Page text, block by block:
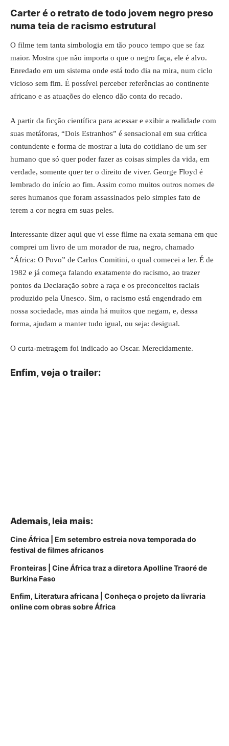
Carter é o retrato de todo jovem negro preso
numa teia de racismo estrutural
O filme tem tanta simbologia em tão pouco tempo que se faz
maior. Mostra que não importa o que o negro faça, ele é alvo.
Enredado em um sistema onde está todo dia na mira, num ciclo
vicioso sem fim. É possível perceber referências ao continente
africano e as atuações do elenco dão conta do recado.
A partir da ficção científica para acessar e exibir a realidade com
suas metáforas, “Dois Estranhos” é sensacional em sua crítica
contundente e forma de mostrar a luta do cotidiano de um ser
humano que só quer poder fazer as coisas simples da vida, em
verdade, somente quer ter o direito de viver. George Floyd é
lembrado do início ao fim. Assim como muitos outros nomes de
seres humanos que foram assassinados pelo simples fato de
terem a cor negra em suas peles.
Interessante dizer aqui que vi esse filme na exata semana em que
comprei um livro de um morador de rua, negro, chamado
“África: O Povo” de Carlos Comitini, o qual comecei a ler. É de
1982 e já começa falando exatamente do racismo, ao trazer
pontos da Declaração sobre a raça e os preconceitos raciais
produzido pela Unesco. Sim, o racismo está engendrado em
nossa sociedade, mas ainda há muitos que negam, e, dessa
forma, ajudam a manter tudo igual, ou seja: desigual.
O curta-metragem foi indicado ao Oscar. Merecidamente.
Enfim, veja o trailer:
Ademais, leia mais:
Cine África | Em setembro estreia nova temporada do
festival de filmes africanos
Fronteiras | Cine África traz a diretora Apolline Traoré de
Burkina Faso
Enfim, Literatura africana | Conheça o projeto da livraria
online com obras sobre África